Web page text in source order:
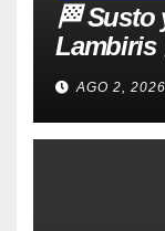
🏁 Susto
Lambiris
AGO 2, 2026